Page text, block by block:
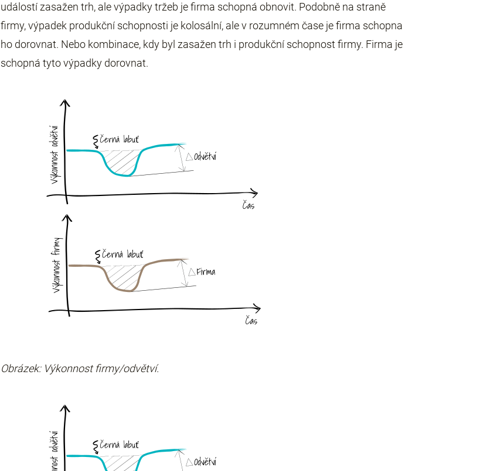
událostí zasažen trh, ale výpadky tržeb je firma schopná obnovit. Podobně na straně
firmy, výpadek produkční schopnosti je kolosální, ale v rozumném čase je firma schopna
ho dorovnat. Nebo kombinace, kdy byl zasažen trh i produkční schopnost firmy. Firma je
schopná tyto výpadky dorovnat.
Obrázek: Výkonnost firmy/odvětví.